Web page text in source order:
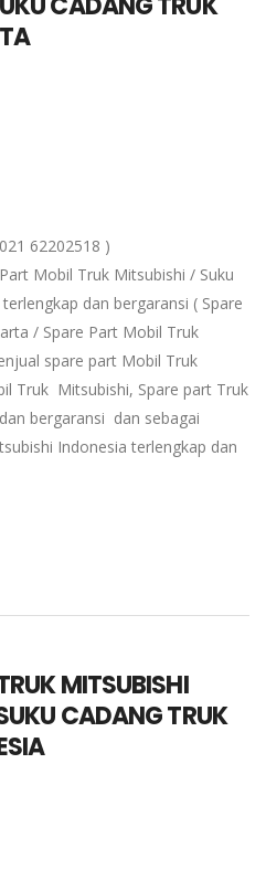
62202518 )
Mobil Truk Mitsubishi / Suku
dan bergaransi ( Spare
/ Spare Part Mobil Truk
spare part Mobil Truk
Truk Mitsubishi, Spare part Truk
bergaransi dan sebagai
Indonesia terlengkap dan
MITSUBISHI
CADANG TRUK